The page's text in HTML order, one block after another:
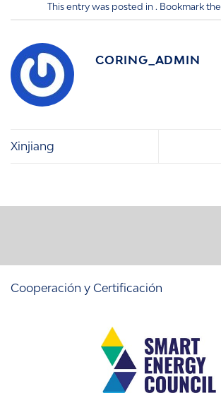
This entry was posted in . Bookmark the
CORING_ADMIN
Xinjiang
Cooperación y Certificación